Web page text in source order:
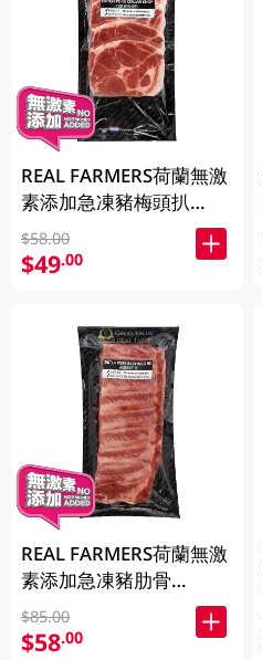
REAL FARMERS荷蘭無激
素添加急凍豬梅頭扒
400GM
$58.00
$49.00
REAL FARMERS荷蘭無激
素添加急凍豬肋骨
500GM
$85.00
$58.00